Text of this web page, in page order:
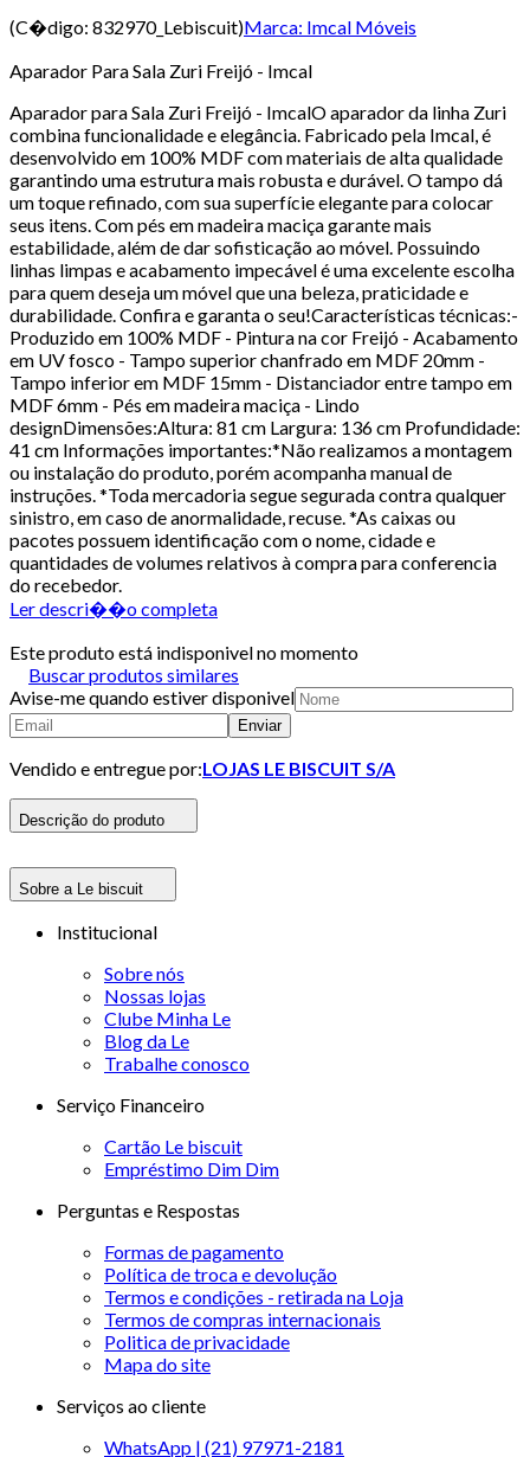
(C�digo: 832970_Lebiscuit)Marca: Imcal Móveis
Aparador Para Sala Zuri Freijó - Imcal
Aparador para Sala Zuri Freijó - ImcalO aparador da linha Zuri
combina funcionalidade e elegância. Fabricado pela Imcal, é
desenvolvido em 100% MDF com materiais de alta qualidade
garantindo uma estrutura mais robusta e durável. O tampo dá
um toque refinado, com sua superfície elegante para colocar
seus itens. Com pés em madeira maciça garante mais
estabilidade, além de dar sofisticação ao móvel. Possuindo
linhas limpas e acabamento impecável é uma excelente escolha
para quem deseja um móvel que una beleza, praticidade e
durabilidade. Confira e garanta o seu!Características técnicas:-
Produzido em 100% MDF - Pintura na cor Freijó - Acabamento
em UV fosco - Tampo superior chanfrado em MDF 20mm -
Tampo inferior em MDF 15mm - Distanciador entre tampo em
MDF 6mm - Pés em madeira maciça - Lindo
designDimensões:Altura: 81 cm Largura: 136 cm Profundidade:
41 cm Informações importantes:*Não realizamos a montagem
ou instalação do produto, porém acompanha manual de
instruções. *Toda mercadoria segue segurada contra qualquer
sinistro, em caso de anormalidade, recuse. *As caixas ou
pacotes possuem identificação com o nome, cidade e
quantidades de volumes relativos à compra para conferencia
do recebedor.
Ler descri��o completa
Este produto está indisponivel no momento
Buscar produtos similares
Avise-me quando estiver disponivel
Enviar
Vendido e entregue por:LOJAS LE BISCUIT S/A
Descrição do produto
Sobre a Le biscuit
Institucional
Sobre nós
Nossas lojas
Clube Minha Le
Blog da Le
Trabalhe conosco
Serviço Financeiro
Cartão Le biscuit
Empréstimo Dim Dim
Perguntas e Respostas
Formas de pagamento
Política de troca e devolução
Termos e condições - retirada na Loja
Termos de compras internacionais
Politica de privacidade
Mapa do site
Serviços ao cliente
WhatsApp | (21) 97971-2181